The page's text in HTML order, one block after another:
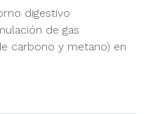
digestivo
de gas
carbono y metano) en